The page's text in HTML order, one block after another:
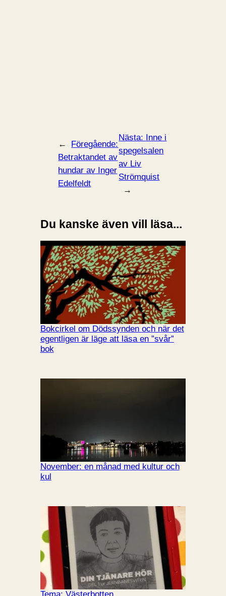
←
Föregående:
Betraktandet av
hundar av Inger
Edelfeldt
Nästa:
Inne i
spegelsalen
av Liv
Strömquist
→
Du kanske även vill läsa...
Bokcirkel om Dödssynden och när det
egentligen är läge att läsa en ”svår”
bok
November: en månad med kultur och
kul